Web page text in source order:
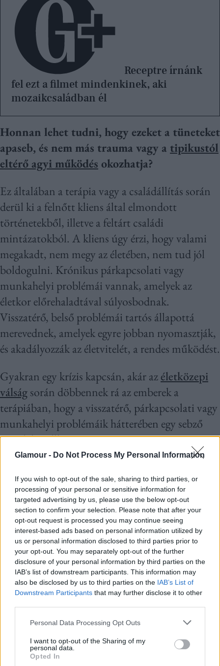
Glamour - Do Not Process My Personal Information
If you wish to opt-out of the sale, sharing to third parties, or
processing of your personal or sensitive information for
targeted advertising by us, please use the below opt-out
section to confirm your selection. Please note that after your
opt-out request is processed you may continue seeing
interest-based ads based on personal information utilized by
us or personal information disclosed to third parties prior to
your opt-out. You may separately opt-out of the further
disclosure of your personal information by third parties on the
IAB’s list of downstream participants. This information may
also be disclosed by us to third parties on the IAB’s List of
Downstream Participants that may further disclose it to other
Please note that this website/app uses one or more Google
not limited to your visit or usage behaviour. You may click to
grant or deny consent to Google and its third-party tags to
use your data for below specified purposes in below Google
Personal Data Processing Opt Outs
I want to opt-out of the Sharing of my
personal data.
Opted In
fel ezt a filmet mindenkinek, aki
mozaikcsaládban él
Honnan lehet tudni, hogy ezeket a tüneteket
apaseb, és nem más trauma vagy a tipikustól
eltérő agyi működés okozhatja?
Ez általában a terápia vagy a családállítás során
derül ki a felnőtt kliens által elmondott
történetekből, illetve a feltárt családi
mintázatokból. A kliens úgy érzi, hogy valami
megakadt, nem megy az életében, nem tud jól
boldogulni. Krónikus párkapcsolati vagy
munkahelyi problémái vannak, amelyek az
életkor előrehaladtával súlyosbodnak.
Visszatérő, belső problémái tartós állapottá
merevednek, amelyek egyre jobban nyomasztják,
és akadályozzák az életvitelét, a rendes működést.
Gyakran egy krízis kapcsán, akár azéletközepi
válságsorán döbbennek rá az emberek a
terápiában, hogy a visszatérő, párkapcsolati vagy
munkahelyi problémáik hátterében egy sebző
apa alakja állhat.
másként élik meg a lányok és a fiúk?
Alapvetően ugyanúgy, de a tünet-csokorból
kiemelhetők eltérések. Lányoknál csökkent
önbizalom, önértékelés, kapcsolat-függőség
jelentkezhet. Ilyenkor azt látjuk, hogy olyan
párkapcsolatot választanak, ahol ismétlődik a
múlt, a férfi érzelmileg elérhetetlen vagy
bántalmazó, mint az apjuk.A férfiak
hajlamosabbak a túlkompenzálásra, a
teljesítménykényszerre.